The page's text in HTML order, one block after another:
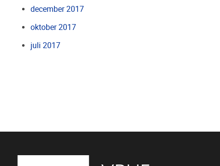
december 2017
oktober 2017
juli 2017